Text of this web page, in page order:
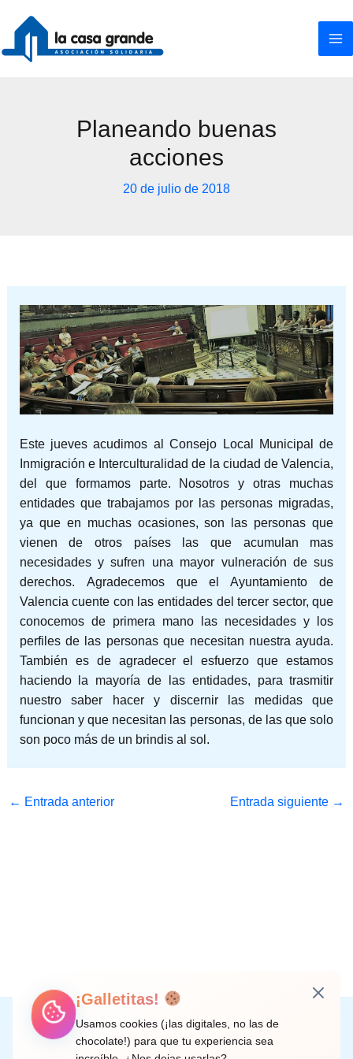
contenido
Planeando buenas
acciones
20 de julio de 2018
Este jueves acudimos al Consejo Local Municipal de
Inmigración e Interculturalidad de la ciudad de Valencia,
del que formamos parte. Nosotros y otras muchas
entidades que trabajamos por las personas migradas,
ya que en muchas ocasiones, son las personas que
vienen de otros países las que acumulan mas
necesidades y sufren una mayor vulneración de sus
derechos. Agradecemos que el Ayuntamiento de
Valencia cuente con las entidades del tercer sector, que
conocemos de primera mano las necesidades y los
perfiles de las personas que necesitan nuestra ayuda.
También es de agradecer el esfuerzo que estamos
haciendo la mayoría de las entidades, para trasmitir
nuestro saber hacer y discernir las medidas que
funcionan y que necesitan las personas, de las que solo
son poco más de un brindis al sol.
← Entrada anterior Entrada siguiente →
Instagram
Facebook
X LinkedIn
Correo electrónico
¡Galletitas!
Usamos cookies (¡las digitales, no las de
chocolate!) para que tu experiencia sea